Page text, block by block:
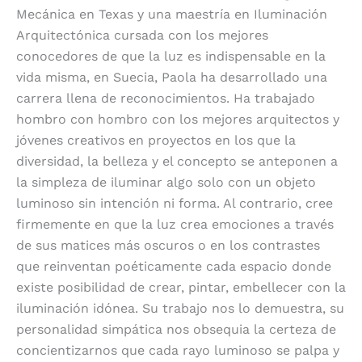
Mecánica en Texas y una maestría en Iluminación
Arquitectónica cursada con los mejores
conocedores de que la luz es indispensable en la
vida misma, en Suecia, Paola ha desarrollado una
carrera llena de reconocimientos. Ha trabajado
hombro con hombro con los mejores arquitectos y
jóvenes creativos en proyectos en los que la
diversidad, la belleza y el concepto se anteponen a
la simpleza de iluminar algo solo con un objeto
luminoso sin intención ni forma. Al contrario, cree
firmemente en que la luz crea emociones a través
de sus matices más oscuros o en los contrastes
que reinventan poéticamente cada espacio donde
existe posibilidad de crear, pintar, embellecer con la
iluminación idónea. Su trabajo nos lo demuestra, su
personalidad simpática nos obsequia la certeza de
concientizarnos que cada rayo luminoso se palpa y